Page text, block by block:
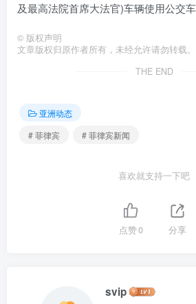
及最高法院首席大法官)车辆使用公交车
© 版权声明
文章版权归原作者所有，未经允许请勿转载。
THE END
亚洲动态
# 菲律宾
# 菲律宾新闻
喜欢就支持一下吧
点赞0 分享
svip